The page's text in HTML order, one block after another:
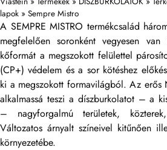
lapok » Sempre Mistro
A SEMPRE MISTRO termékcsalád
megfelelően soronként vegyesen
kőformát a megszokott felülettel
(CP+) védelem és a sor kötéshez
ki a megszokott formavilágból. Az erős
alkalmassá teszi a díszburkolatot – a
– nagyforgalmú területek,
Változatos árnyalt színeivel kitűnően
környezetébe.